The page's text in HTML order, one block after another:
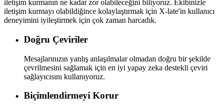
iletişim kurmanın ne kadar zor olabileceğini biliyoruz. Ekibinizle
iletişim kurmayı olabildiğince kolaylaştırmak için X-late'in kullanıcı
deneyimini iyileştirmek için çok zaman harcadık.
Doğru Çeviriler
Mesajlarınızın yanlış anlaşılmalar olmadan doğru bir şekilde
çevrilmesini sağlamak için en iyi yapay zeka destekli çeviri
sağlayıcısını kullanıyoruz.
Biçimlendirmeyi Korur